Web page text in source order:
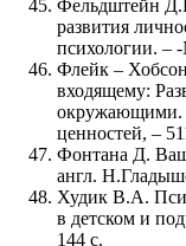
Фельдштейн
развития
психологии. –
Флейк –
входящему:
окружающими.
ценностей, –
Фонтана Д. Ваш
англ.
Худик В.А.
в детском и
144 с.